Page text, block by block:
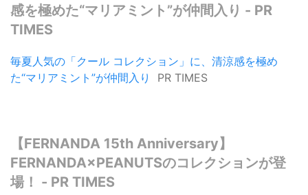
感を極めた“マリアミント”が仲間入り - PR
TIMES
毎夏人気の「クール コレクション」に、清涼感を極め
た“マリアミント”が仲間入り
PR TIMES
【FERNANDA 15th Anniversary】
FERNANDA×PEANUTSのコレクションが登
場！ - PR TIMES